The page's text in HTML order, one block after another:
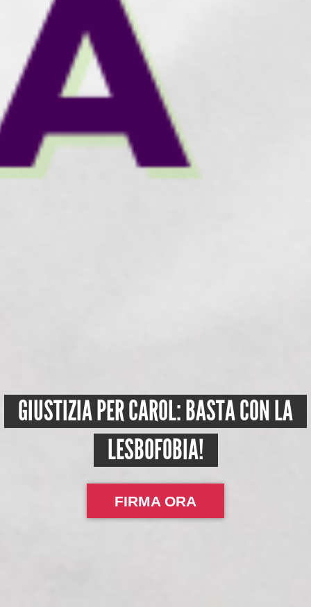
GIUSTIZIA PER CAROL: BASTA CON LA
LESBOFOBIA!
FIRMA ORA